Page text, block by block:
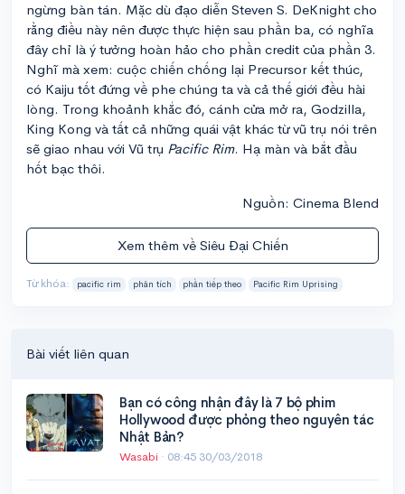
ngừng bàn tán. Mặc dù đạo diễn Steven S. DeKnight cho
rằng điều này nên được thực hiện sau phần ba, có nghĩa
đây chỉ là ý tưởng hoàn hảo cho phần credit của phần 3.
Nghĩ mà xem: cuộc chiến chống lại Precursor kết thúc,
có Kaiju tốt đứng về phe chúng ta và cả thế giới đều hài
lòng. Trong khoảnh khắc đó, cánh cửa mở ra, Godzilla,
King Kong và tất cả những quái vật khác từ vũ trụ nói trên
sẽ giao nhau với Vũ trụ Pacific Rim. Hạ màn và bắt đầu
hốt bạc thôi.
Nguồn: Cinema Blend
Xem thêm về Siêu Đại Chiến
Từ khóa: pacific rim phân tích phần tiếp theo Pacific Rim Uprising
Bài viết liên quan
Bạn có công nhận đây là 7 bộ phim
Hollywood được phỏng theo nguyên tác
Nhật Bản?
Wasabi · 08:45 30/03/2018